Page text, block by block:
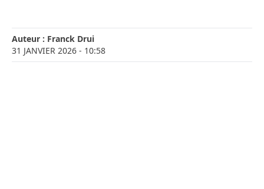
Auteur : Franck Drui
31 JANVIER 2026 - 10:58